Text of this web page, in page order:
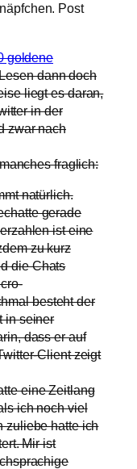
Post
goldene
dann doch
liegt es daran,
in der
zwar nach
fraglich:
natürlich.
gerade
ist eine
zu kurz
die Chats
besteht der
in seiner
dass er auf
Client zeigt
eine Zeitlang
ich noch viel
zuliebe hatte ich
Mir ist